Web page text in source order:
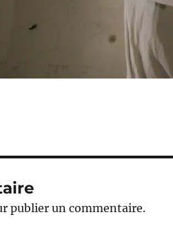
publier un commentaire.